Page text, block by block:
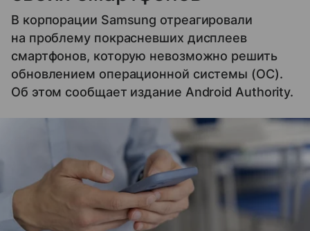
В корпорации Samsung отреагировали
на проблему покрасневших дисплеев
смартфонов, которую невозможно решить
обновлением операционной системы (ОС).
Об этом сообщает издание Android Authority.